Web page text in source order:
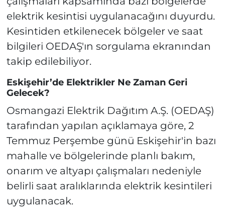
elektrik kesintisi uygulanacağını duyurdu.
Kesintiden etkilenecek bölgeler ve saat
bilgileri OEDAŞ'ın sorgulama ekranından
takip edilebiliyor.
Eskişehir’de Elektrikler Ne Zaman Geri
Gelecek?
Osmangazi Elektrik Dağıtım A.Ş. (OEDAŞ)
tarafından yapılan açıklamaya göre, 2
Temmuz Perşembe günü Eskişehir'in bazı
mahalle ve bölgelerinde planlı bakım,
onarım ve altyapı çalışmaları nedeniyle
belirli saat aralıklarında elektrik kesintileri
uygulanacak.